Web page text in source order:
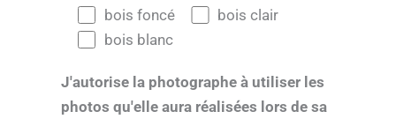
bois foncé
bois clair
bois blanc
J'autorise la photographe à utiliser les
photos qu'elle aura réalisées lors de sa